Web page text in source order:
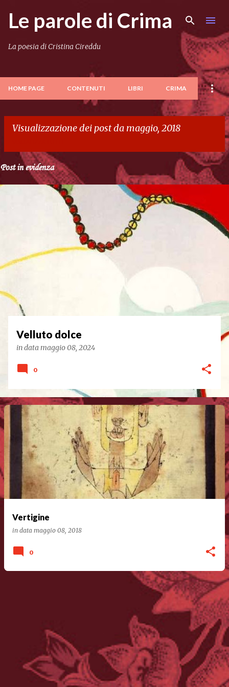
Passa ai contenuti principali
Le parole di Crima
La poesia di Cristina Cireddu
HOME PAGE CONTENUTI LIBRI CRIMA
Visualizzazione dei post da maggio, 2018
o
Post in evidenza
Velluto dolce
in datamaggio 08, 2024
0
Vertigine
in data maggio 08, 2018
0